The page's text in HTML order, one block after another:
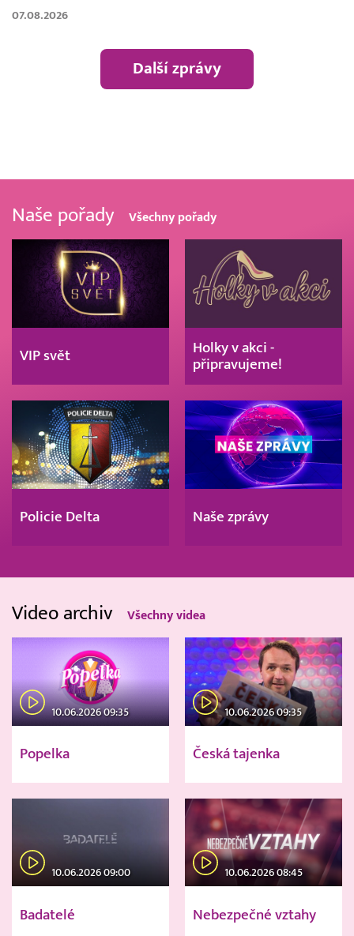
07.08.2026
Další zprávy
Naše pořady Všechny pořady
VIP svět
Holky v akci -
připravujeme!
Policie Delta Naše zprávy
Video archiv Všechny videa
10.06.2026 09:35
Popelka
10.06.2026 09:35
Česká tajenka
10.06.2026 09:00
Badatelé
10.06.2026 08:45
Nebezpečné vztahy